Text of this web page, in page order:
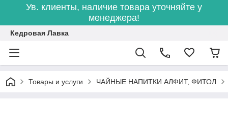
Ув. клиенты, наличие товара уточняйте у
менеджера!
Кедровая Лавка
Товары и услуги ЧАЙНЫЕ НАПИТКИ АЛФИТ, ФИТОЛ